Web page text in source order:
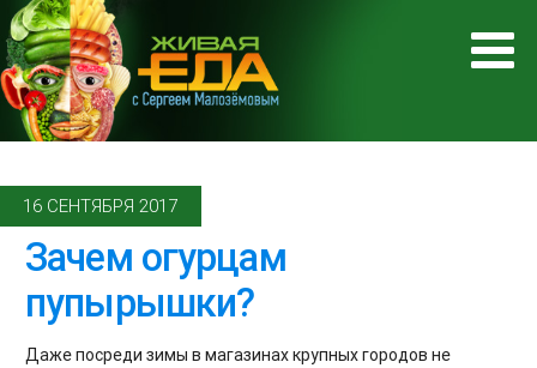
16 СЕНТЯБРЯ 2017
Зачем огурцам
пупырышки?
Даже посреди зимы в магазинах крупных городов не